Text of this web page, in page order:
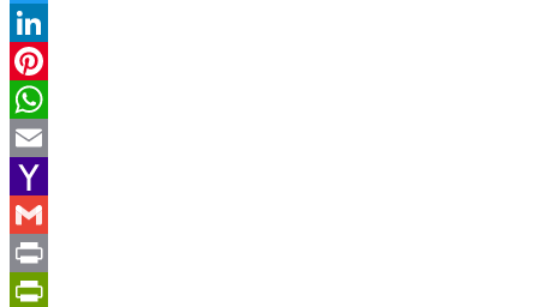
Twitter
LinkedIn
Pinterest
WhatsApp
Email
Yahoo
Mail
Gmail
Print